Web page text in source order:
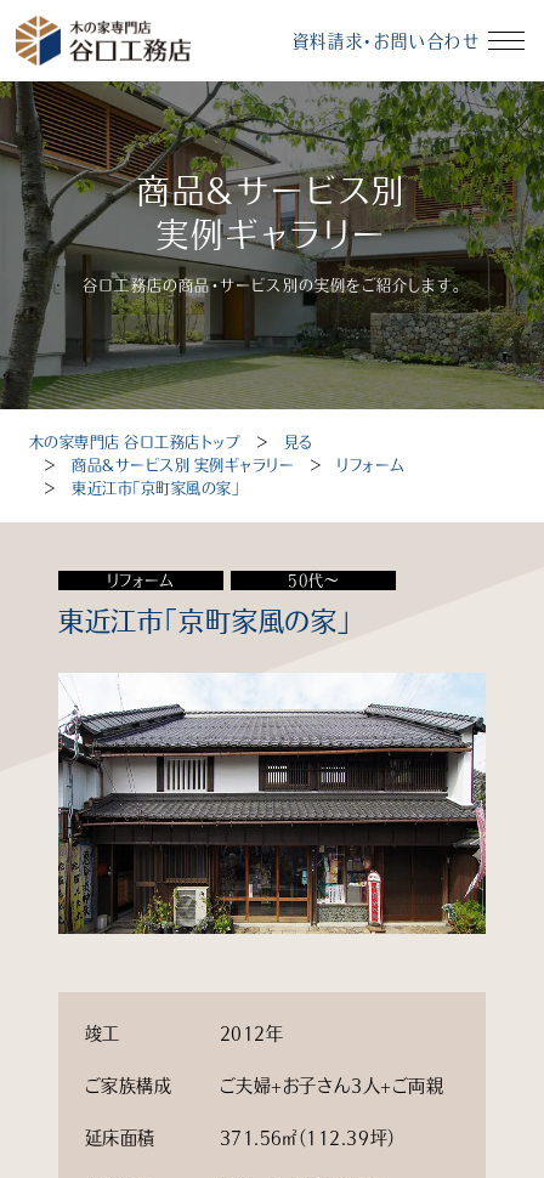
資料請求・お問い合わせ
イベント情報 資料請求・お問い合わせ
モデルハウス 無料相談会
受付時間：10～18時（定休日：毎週水曜、毎月第3火曜）
トップ
選ばれる理由
知る
学ぶ
企業情報
よくあるご質問
個人情報保護方針サイトマップ
商品＆サービス別
実例ギャラリー
谷口工務店の商品・サービス別の実例をご紹介します。
木の家専門店 谷口工務店トップ ＞
見る
＞商品＆サービス別 実例ギャラリー ＞ リフォーム
＞東近江市「京町家風の家」
リフォーム 50代～
東近江市「京町家風の家」
竣工 2012年
ご家族構成 ご夫婦+お子さん3人+ご両親
延床面積 371.56㎡（112.39坪）